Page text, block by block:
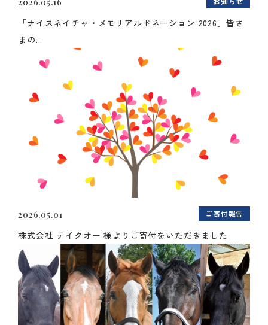
「ナイスネイチャ・メモリアルドネーション 2026」皆さ
まの...
2026.05.01 ご寄付報告
株式会社 テイクオー 様よりご寄付をいただきました